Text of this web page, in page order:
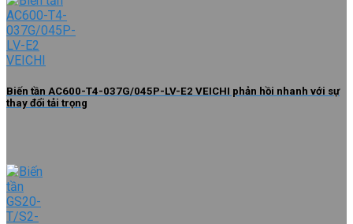
Biến tần AC600-T4-037G/045P-LV-E2 VEICHI phản hồi nhanh với sự
thay đổi tải trọng